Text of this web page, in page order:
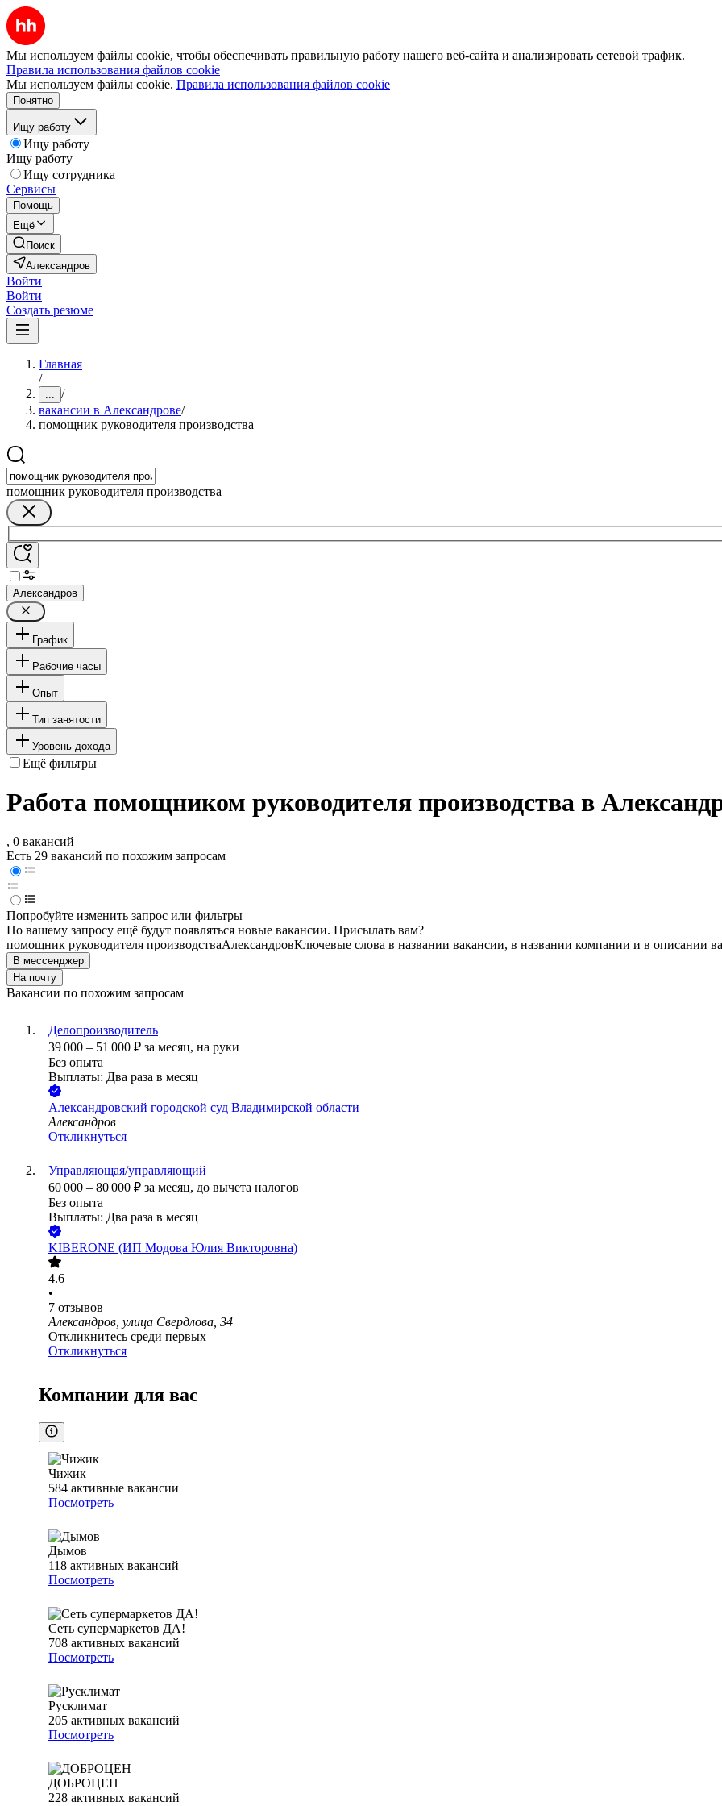
Мы используем файлы cookie, чтобы обеспечивать правильную работу нашего веб-сайта и анализировать сетевой трафик.
Правила использования файлов cookie
Мы используем файлы cookie. Правила использования файлов cookie
Понятно
Ищу работу
Ищу работу
Ищу работу
Ищу сотрудника
Сервисы
Помощь
Ещё
Поиск
Александров
Войти
Войти
Создать резюме
Главная
/
... /
вакансии в Александрове/
помощник руководителя производства
помощник руководителя производства
Александров
График
Рабочие часы
Опыт
Тип занятости
Уровень дохода
Ещё фильтры
Работа помощником руководителя производства в
, 0 вакансий
Есть 29 вакансий по похожим запросам
Попробуйте изменить запрос или фильтры
По вашему запросу ещё будут появляться новые вакансии. Присылать вам?
помощник руководителя производстваАлександровКлючевые слова в названии вакансии, в названии компании и в описании
В мессенджер
На почту
Вакансии по похожим запросам
Делопроизводитель
39 000 – 51 000 ₽ за месяц, на руки
Без опыта
Выплаты: Два раза в месяц
Александровский городской суд Владимирской области
Александров
Откликнуться
Управляющая/управляющий
60 000 – 80 000 ₽ за месяц, до вычета налогов
Без опыта
Выплаты: Два раза в месяц
KIBERONE (ИП Модова Юлия Викторовна)
4.6
•
7 отзывов
Александров, улица Свердлова, 34
Откликнитесь среди первых
Откликнуться
Компании для вас
Чижик
584 активные вакансии
Посмотреть
Дымов
118 активных вакансий
Посмотреть
Сеть супермаркетов ДА!
708 активных вакансий
Посмотреть
Русклимат
205 активных вакансий
Посмотреть
ДОБРОЦЕН
228 активных вакансий